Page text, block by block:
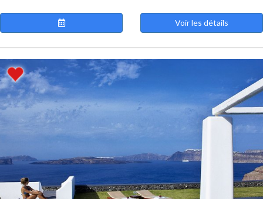
Voir les détails